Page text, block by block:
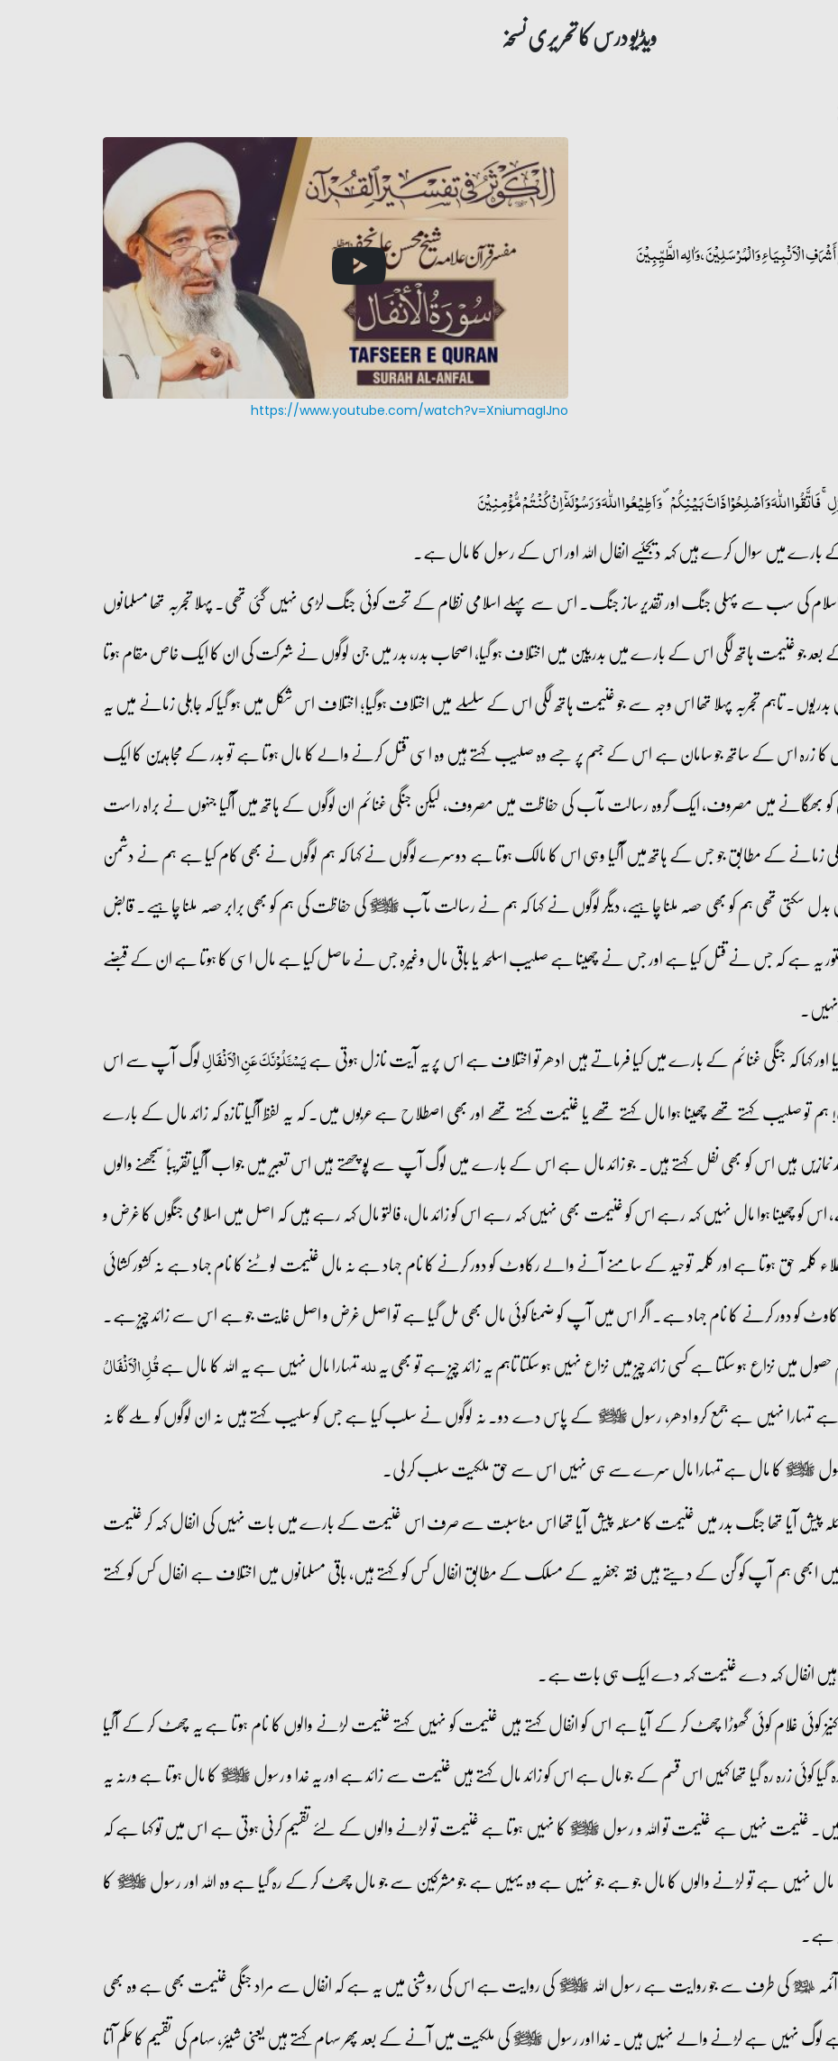
ویڈیو درس کا تحریری نسخہ
الْأَنْبِيَاءِ وَالْمُرْسَلِيْنَ، وَاٰلِه الطَّیِّبِیْنَ
https://www.youtube.com/watch?v=XniumagIJno
اللّٰہَ وَ اَصۡلِحُوۡا ذَاتَ بَیۡنِکُمۡ ۪ وَ اَطِیۡعُوا اللّٰہَ وَ رَسُوۡلَہٗۤ اِنۡ کُنۡتُمۡ مُّؤۡمِنِیۡنَ
کی سب سے پہلی جنگ اور تقدیر ساز جنگ۔ اس سے پہلے اسلامی نظام کے تحت کوئی جنگ لڑی نہیں گئی تھی۔ پہلا تجربہ تھا مسلمانوں
غنیمت ہاتھ لگی اس کے بارے میں بدریین میں اختلاف ہو گیا، اصحاب بدر، بدر میں جن لوگوں نے شرکت کی ان کا ایک خاص مقام ہوتا
تجربہ پہلا تھا اس وجہ سے جو غنیمت ہاتھ لگی اس کے سلسلے میں اختلاف ہوگیا؛ اختلاف اس شکل میں ہو گیا کہ جاہلی زمانے میں یہ
اس کا زرہ اس کے ساتھ جو سامان ہے اس کے جسم پر جسے وہ صلیب کہتے ہیں وہ اسی قتل کرنے والے کا مال ہوتا ہے تو بدر کے مجاہدین کا ایک
میں مصروف، ایک گروہ رسالت مآب کی حفاظت میں مصروف، لیکن جنگی غنائم ان لوگوں کے ہاتھ میں آگیا جنہوں نے براہ راست
زمانے کے مطابق جو جس کے ہاتھ میں آگیا وہی اس کا مالک ہوتا ہے دوسرے لوگوں نے کہا کہ ہم لوگوں نے بھی کام کیا ہے ہم نے دشمن
بدل سکتی تھی ہم کو بھی حصہ ملنا چاہیے، دیگر لوگوں نے کہا کہ ہم نے رسالت مآب صلى‌الله‌عليه‌وآله‌وسلمکی حفاظت کی ہم کو بھی برابر حصہ ملنا چاہیے۔ قابض
یہ ہے کہ جس نے قتل کیا ہے اور جس نے چھینا ہے صلیب اسلحہ یا باقی مال وغیرہ جس نے حاصل کیا ہے مال اسی کا ہوتا ہے ان کے قبضے
اور کہا کہ جنگی غنائم کے بارے میں کیا فرماتے ہیں ادھر تو اختلاف ہے اس پر یہ آیت نازل ہوتی ہےیَسۡـَٔلُوۡنَکَ عَنِ الۡاَنۡفَالِلوگ آپ سے اس
صلیب کہتے تھے چھینا ہوا مال کہتے تھے یا غنیمت کہتے تھے اور بھی اصطلاح ہے عربوں میں۔ کہ یہ لفظ آگیا تازہ کہ زائد مال کے بارے
نمازیں ہیں اس کو بھی نفل کہتے ہیں۔ جو زائد مال ہے اس کے بارے میں لوگ آپ سے پوچھتے ہیں اس تعبیر میں جواب آگیا تقریباً سمجھنے والوں
چھینا ہوا مال نہیں کہہ رہے اس کو غنیمت بھی نہیں کہہ رہے اس کو زائد مال، فالتو مال کہہ رہے ہیں کہ اصل میں اسلامی جنگوں کا غرض و
کلمہ حق ہوتا ہے اور کلمہ توحید کے سامنے آنے والے رکاوٹ کو دور کرنے کا نام جہاد ہے نہ مال غنیمت لوٹنے کا نام جہاد ہے نہ کشور کشائی
کو دور کرنے کا نام جہاد ہے۔ اگر اس میں آپ کو ضمناً کوئی مال بھی مل گیا ہے تو اصل غرض و اصل غایت جو ہے اس سے زائد چیز ہے۔
نزاع ہو سکتا ہے کسی زائد چیز میں نزاع نہیں ہو سکتا تاہم یہ زائد چیز ہے تو بھی یہللہتمہارا مال نہیں ہے یہ اللہ کا مال ہےقُلِ الۡاَنۡفَالُ
تمہارا نہیں ہے جمع کرو ادھر، رسول صلى‌الله‌عليه‌وآله‌وسلم کے پاس دے دو۔ نہ لوگوں نے سلب کیا ہے جس کو سلیب کہتے ہیں نہ ان لوگوں کو ملے گا نہ
صلى‌الله‌عليه‌وآله‌وسلمکا مال ہے تمہارا مال سرے سے ہی نہیں اس سے حق ملکیت سلب کر لی۔
آیا تھا جنگ بدر میں غنیمت کا مسئلہ پیش آیا تھا اس مناسبت سے صرف اس غنیمت کے بارے میں بات نہیں کی انفال کہہ کر غنیمت
ہم آپ کو گن کے دیتے ہیں فقہ جعفریہ کے مسلک کے مطابق انفال کس کو کہتے ہیں، باقی مسلمانوں میں اختلاف ہے انفال کس کو کہتے
ہیں انفال کہہ دے غنیمت کہہ دے ایک ہی بات ہے۔
کوئی غلام کوئی گھوڑا چھٹ کر کے آیا ہے اس کو انفال کہتے ہیں غنیمت کو نہیں کہتے غنیمت لڑنے والوں کا نام ہوتا ہے یہ چھٹ کر کے آگیا
کوئی زرہ رہ گیا تھا کہیں اس قسم کے جو مال ہے اس کو زائد مال کہتے ہیں غنیمت سے زائد ہے اور یہ خدا و رسول صلى‌الله‌عليه‌وآله‌وسلمکا مال ہوتا ہے ورنہ یہ
غنیمت نہیں ہے غنیمت تو اللہ و رسول صلى‌الله‌عليه‌وآله‌وسلمکا نہیں ہوتا ہے غنیمت تو لڑنے والوں کے لئے تقسیم کرنی ہوتی ہے اس میں تو کہا ہے کہ
نہیں ہے تو لڑنے والوں کا مال جو ہے جو نہیں ہے وہ یہیں ہے جو مشرکین سے جو مال چھٹ کر کے رہ گیا ہے وہ اللہ اور رسول صلى‌الله‌عليه‌وآله‌وسلمکا
ہے۔
عليهم‌السلامکی طرف سے جو روایت ہے رسول اللہ صلى‌الله‌عليه‌وآله‌وسلمکی روایت ہے اس کی روشنی میں یہ ہے کہ انفال سے مراد جنگی غنیمت بھی ہے وہ بھی
لوگ نہیں ہے لڑنے والے نہیں ہیں۔ خدا اور رسول صلى‌الله‌عليه‌وآله‌وسلمکی ملکیت میں آنے کے بعد پھر سہام کہتے ہیں یعنی شیئر، سہام کی تقسیم کا حکم آتا